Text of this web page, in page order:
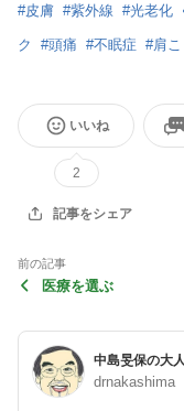
#皮膚 #紫外線 #光老化
ク #頭痛 #不眠症 #肩こ
いいね
2
記事をシェア
前の記事
医療を選ぶ
中島旻保の大
drnakashima